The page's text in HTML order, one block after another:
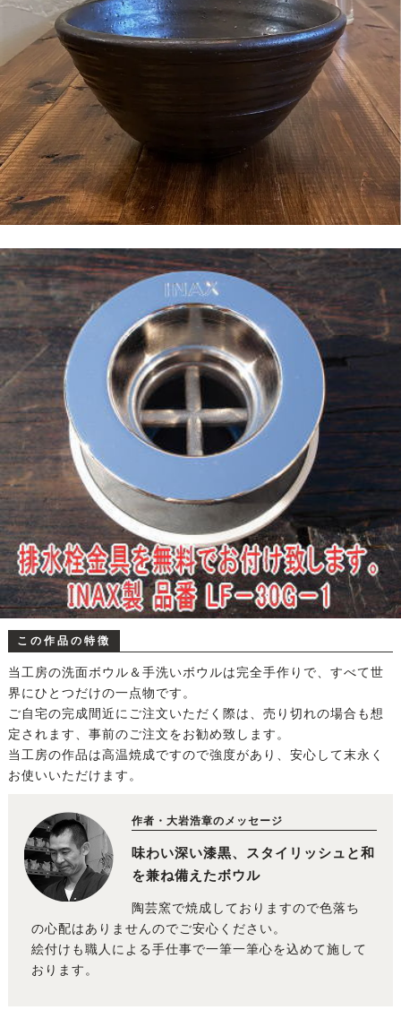
この作品の特徴
当工房の洗面ボウル＆手洗いボウルは完全手作りで、すべて世
界にひとつだけの一点物です。
ご自宅の完成間近にご注文いただく際は、売り切れの場合も想
定されます、事前のご注文をお勧め致します。
当工房の作品は高温焼成ですので強度があり、安心して末永く
お使いいただけます。
作者・大岩浩章のメッセージ
味わい深い漆黒、スタイリッシュと和
を兼ね備えたボウル
陶芸窯で焼成しておりますので色落ち
の心配はありませんのでご安心ください。
絵付けも職人による手仕事で一筆一筆心を込めて施して
おります。